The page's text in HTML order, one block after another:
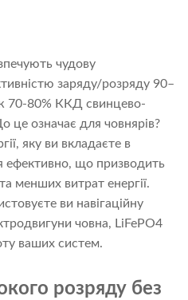
чудову
заряду/розряду 90–
70-80% ККД свинцево-
це означає для човнярів?
яку ви вкладаєте в
ефективно, що призводить
менших витрат енергії.
ви навігаційну
човна, LiFePO4
ваших систем.
розряду без